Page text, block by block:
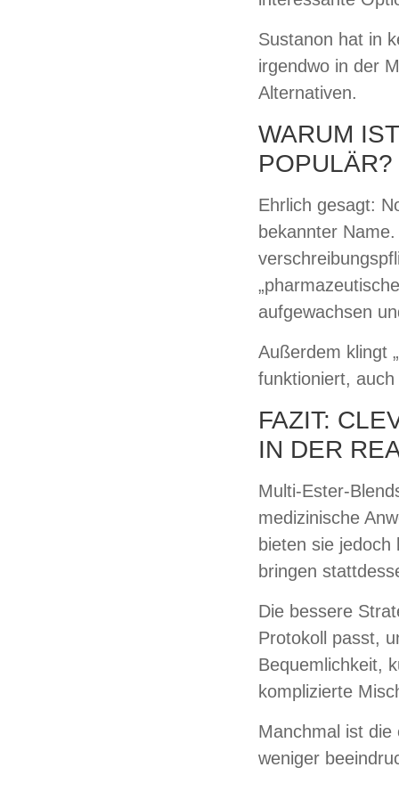
Sustanon hat in
irgendwo in der
Alternativen.
WARUM
POPULÄR?
Ehrlich gesagt:
bekannter
aufgewachsen
Außerdem klingt
funktioniert,
FAZIT:
IN DER
Multi-Ester-
medizinische
bieten sie
bringen
Die bessere
Protokoll passt,
Bequemlichkeit,
komplizierte
Manchmal ist die
weniger